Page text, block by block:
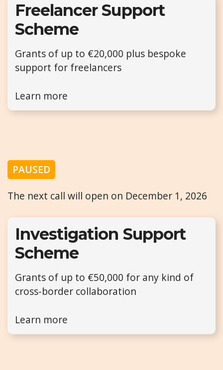
Freelancer Support
Scheme
Grants of up to €20,000 plus bespoke
support for freelancers
Learn more
PAUSED
The next call will open on December 1, 2026
Investigation Support
Scheme
Grants of up to €50,000 for any kind of
cross-border collaboration
Learn more